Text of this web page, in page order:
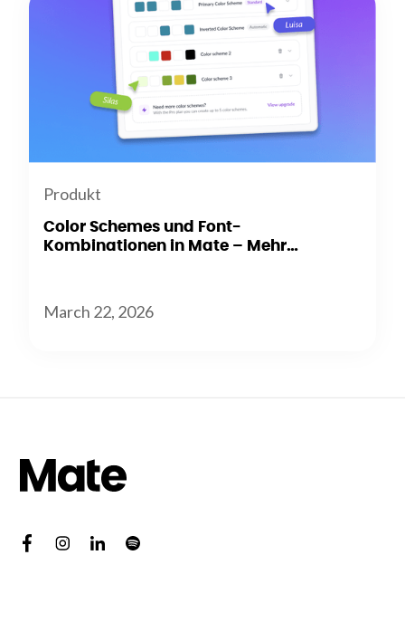
Produkt
Color Schemes und Font-
Kombinationen in Mate – Mehr
March 22, 2026